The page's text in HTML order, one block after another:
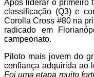
Após liderar o primeiro
classificação (Q3) e
Corolla Cross #80 na
radicado em
campeonato.
Piloto mais jovem do
confiança adquirida ao
Foi uma etapa muito